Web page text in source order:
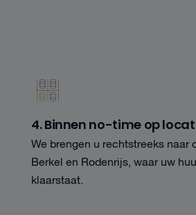
4. Binnen no-time op
We brengen u rechtstreeks naar
Berkel en Rodenrijs, waar uw
klaarstaat.